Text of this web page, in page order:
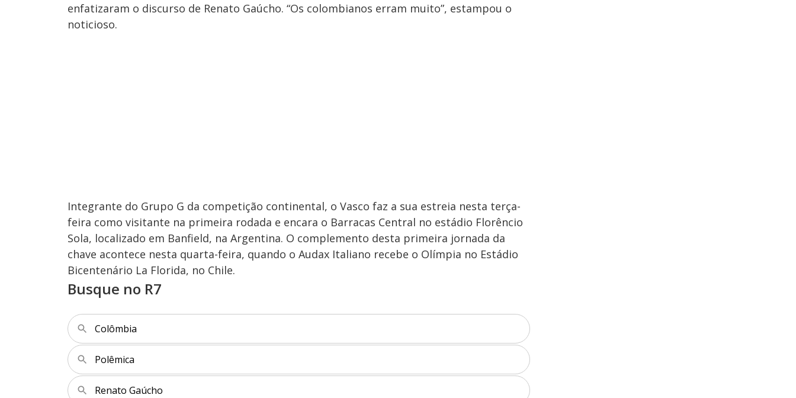
enfatizaram o discurso de Renato Gaúcho. “Os colombianos erram muito”, estampou o
noticioso.
Integrante do Grupo G da competição continental, o Vasco faz a sua estreia nesta terça-
feira como visitante na primeira rodada e encara o Barracas Central no estádio Florêncio
Sola, localizado em Banfield, na Argentina. O complemento desta primeira jornada da
chave acontece nesta quarta-feira, quando o Audax Italiano recebe o Olímpia no Estádio
Bicentenário La Florida, no Chile.
Busque no R7
Colômbia
Polêmica
Renato Gaúcho